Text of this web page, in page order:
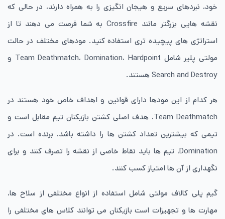
خود، نبردهای سریع و هیجان انگیزی را به همراه دارند، در حالی که
نقشه هایی بزرگتر مانند Crossfire به شما فرصت می دهند تا از
استراتژی های پیچیده تری استفاده کنید. مودهای مختلف در حالت
مولتی پلیر شامل Team Deathmatch، Domination، Hardpoint و
Search and Destroy هستند.
هر کدام از این مودها دارای قوانین و اهداف خاص خود هستند در
Team Deathmatch، هدف اصلی کشتن بازیکنان تیم مقابل است و
تیمی که بیشترین تعداد کشتن ها را داشته باشد، برنده است. در
Domination، تیم ها باید نقاط خاصی از نقشه را تصرف کنند و برای
نگهداری از آن ها امتیاز کسب کنند.
گیم پلی کالاف مولتی شامل استفاده از انواع مختلفی از سلاح ها،
مهارت ها و تجهیزات است بازیکنان می توانند کلاس های مختلفی را